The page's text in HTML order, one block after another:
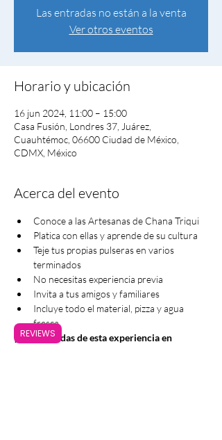
Las entradas no están a la venta
Ver otros eventos
Horario y ubicación
16 jun 2024, 11:00 – 15:00
Casa Fusión, Londres 37, Juárez,
Cuauhtémoc, 06600 Ciudad de México,
CDMX, México
Acerca del evento
Conoce a las Artesanas de Chana Triqui
Platica con ellas y aprende de su cultura
Teje tus propias pulseras en varios
terminados
No necesitas experiencia previa
Invita a tus amigos y familiares
Incluye todo el material, pizza y agua
fresca
¡No te pierdas de esta experiencia en
REVIEWS